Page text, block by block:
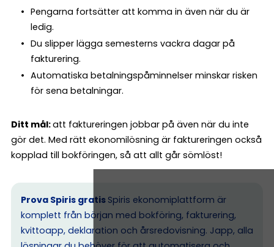
Pengarna fortsätter att komma in även när du är
ledig.
Du slipper lägga semesterns vackra dagar på
fakturering.
Automatiska betalningspåminnelser minskar risken
för sena betalningar.
Ditt mål:att faktureringen jobbar på även när du inte
gör det. Med rätt ekonomilösning är faktureringen också
kopplad till bokföringen, så att allt går sömlöst!
Prova Spiris gratis Spiris ekonomiplattform är
komplett från början med bokföring, fakturering,
kvittoapp, deklaration och årsredovisning. Japp, alla